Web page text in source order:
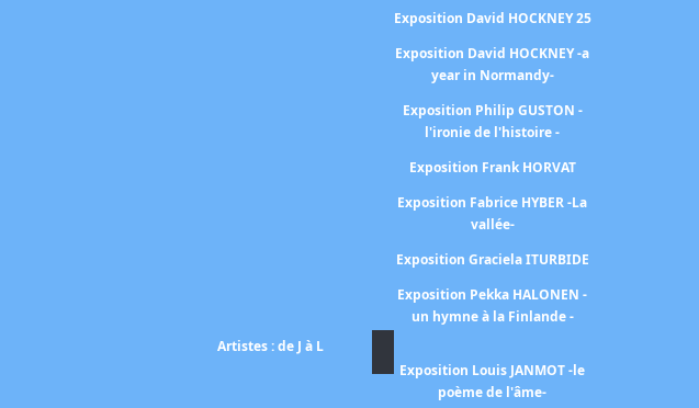
Exposition David HOCKNEY 25
Exposition David HOCKNEY -a
year in Normandy-
Exposition Philip GUSTON -
l'ironie de l'histoire -
Exposition Frank HORVAT
Exposition Fabrice HYBER -La
vallée-
Exposition Graciela ITURBIDE
Exposition Pekka HALONEN -
un hymne à la Finlande -
Artistes : de J à L
Exposition Louis JANMOT -le
poème de l'âme-